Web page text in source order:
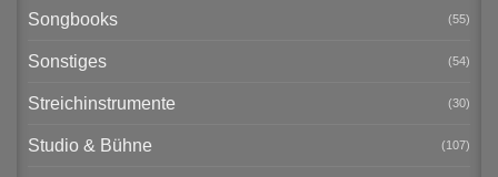
Songbooks (55)
Sonstiges (54)
Streichinstrumente (30)
Studio & Bühne (107)